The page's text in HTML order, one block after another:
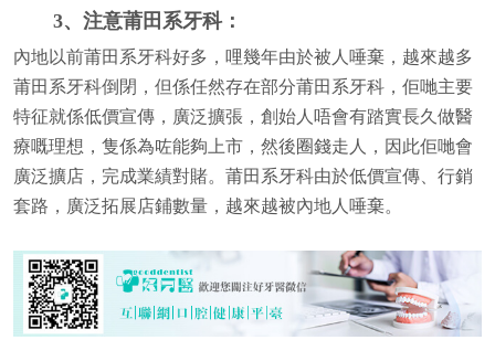
3、注意莆田系牙科：
內地以前莆田系牙科好多，哩幾年由於被人唾棄，越來越多
莆田系牙科倒閉，但係任然存在部分莆田系牙科，佢哋主要
特征就係低價宣傳，廣泛擴張，創始人唔會有踏實長久做醫
療嘅理想，隻係為咗能夠上市，然後圈錢走人，因此佢哋會
廣泛擴店，完成業績對賭。莆田系牙科由於低價宣傳、行銷
套路，廣泛拓展店鋪數量，越來越被內地人唾棄。